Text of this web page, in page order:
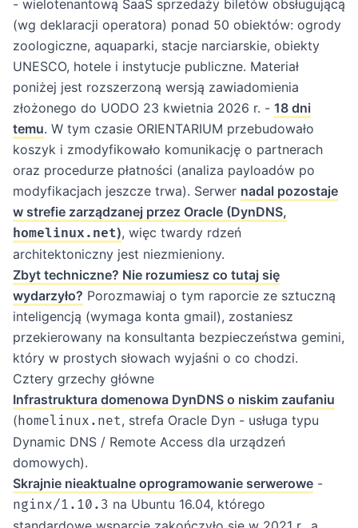
- wielotenantową SaaS sprzedaży biletów obsługującą
(wg deklaracji operatora) ponad 50 obiektów: ogrody
zoologiczne, aquaparki, stacje narciarskie, obiekty
UNESCO, hotele i instytucje publiczne. Materiał
poniżej jest rozszerzoną wersją zawiadomienia
złożonego do UODO 23 kwietnia 2026 r. - 18 dni
temu. W tym czasie ORIENTARIUM przebudowało
koszyk i zmodyfikowało komunikację o partnerach
oraz procedurze płatności (analiza payloadów po
modyfikacjach jeszcze trwa). Serwer nadal pozostaje
w strefie zarządzanej przez Oracle (DynDNS,
homelinux.net), więc twardy rdzeń
architektoniczny jest niezmieniony.
Zbyt techniczne? Nie rozumiesz co tutaj się
wydarzyło? Porozmawiaj o tym raporcie ze sztuczną
inteligencją (wymaga konta gmail), zostaniesz
przekierowany na konsultanta bezpieczeństwa gemini,
który w prostych słowach wyjaśni o co chodzi.
Cztery grzechy główne
Infrastruktura domenowa DynDNS o niskim zaufaniu
(homelinux.net, strefa Oracle Dyn - usługa typu
Dynamic DNS / Remote Access dla urządzeń
domowych).
Skrajnie nieaktualne oprogramowanie serwerowe -
nginx/1.10.3 na Ubuntu 16.04, którego